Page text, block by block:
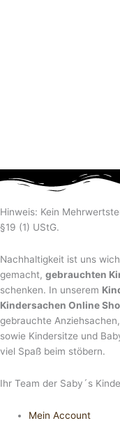
Hinweis: Kein
§19 (1) UStG.
Nachhaltigkeit ist uns
gemacht, gebrauchten
schenken. In unserem
Kindersachen Online
gebrauchte
sowie Kindersitze und
viel Spaß beim stöbern.
Ihr Team der Saby´s
Mein Account